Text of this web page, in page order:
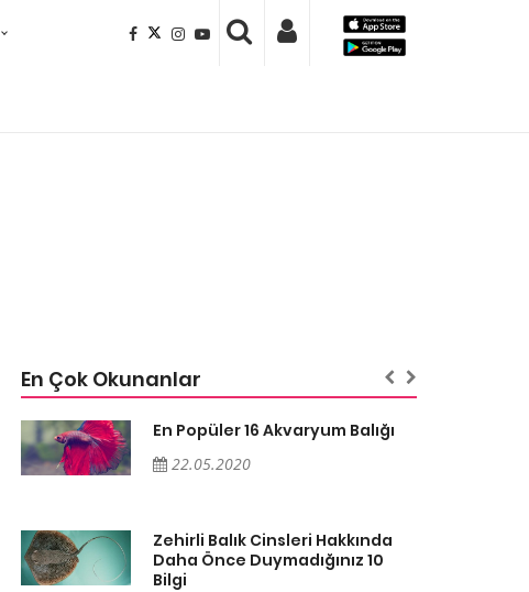
En Çok Okunanlar
En Popüler 16 Akvaryum Balığı
22.05.2020
Zehirli Balık Cinsleri Hakkında
Daha Önce Duymadığınız 10
Bilgi